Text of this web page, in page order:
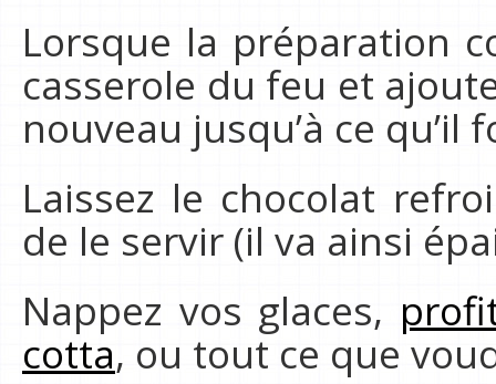
Lorsque la préparation
casserole du feu et
nouveau jusqu’à ce qu’il
Laissez le chocolat
de le servir (il va ainsi
Nappez vos glaces,
cotta, ou tout ce que